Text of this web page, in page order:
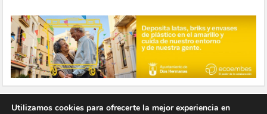
Utilizamos cookies para ofrecerte la mejor experiencia en